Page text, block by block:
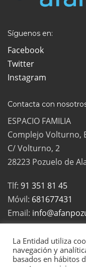
Síguenos en:
Facebook
Twitter
Instagram
Contacta con
ESPACIO FAMILIA
Complejo Volturno,
C/ Volturno, 2
28223 Pozuelo de
Tlf: 91 351 81 45
Móvil: 681677431
Email:
2022 Todos los
La Entidad utiliza
navegación y
basados en hábitos